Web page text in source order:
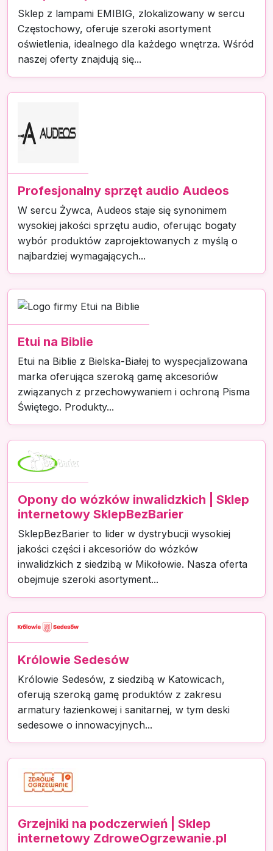
Sklep z lampami EMIBIG, zlokalizowany w sercu
Częstochowy, oferuje szeroki asortyment
oświetlenia, idealnego dla każdego wnętrza. Wśród
naszej oferty znajdują się...
Profesjonalny sprzęt audio Audeos
W sercu Żywca, Audeos staje się synonimem
wysokiej jakości sprzętu audio, oferując bogaty
wybór produktów zaprojektowanych z myślą o
najbardziej wymagających...
Etui na Biblie
Etui na Biblie z Bielska-Białej to wyspecjalizowana
marka oferująca szeroką gamę akcesoriów
związanych z przechowywaniem i ochroną Pisma
Świętego. Produkty...
Opony do wózków inwalidzkich | Sklep
internetowy SklepBezBarier
SklepBezBarier to lider w dystrybucji wysokiej
jakości części i akcesoriów do wózków
inwalidzkich z siedzibą w Mikołowie. Nasza oferta
obejmuje szeroki asortyment...
Królowie Sedesów
Królowie Sedesów, z siedzibą w Katowicach,
oferują szeroką gamę produktów z zakresu
armatury łazienkowej i sanitarnej, w tym deski
sedesowe o innowacyjnych...
Grzejniki na podczerwień | Sklep
internetowy ZdroweOgrzewanie.pl